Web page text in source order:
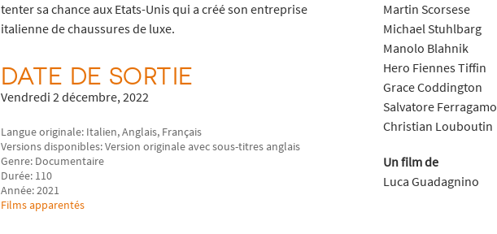
tenter sa chance aux Etats-Unis qui a créé son entreprise
italienne de chaussures de luxe.
DATE DE SORTIE
Vendredi 2 décembre, 2022
Langue originale: Italien, Anglais, Français
Versions disponibles: Version originale avec sous-titres anglais
Genre: Documentaire
Durée: 110
Année: 2021
Films apparentés
Martin Scorsese
Michael Stuhlbarg
Manolo Blahnik
Hero Fiennes Tiffin
Grace Coddington
Salvatore Ferragamo
Christian Louboutin
Un film de
Luca Guadagnino